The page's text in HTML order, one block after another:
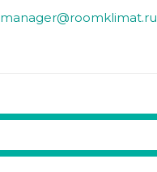
manager@roomklimat.ru